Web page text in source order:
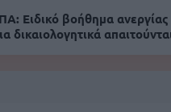
Ειδικό βοήθημα
δικαιολογητικά